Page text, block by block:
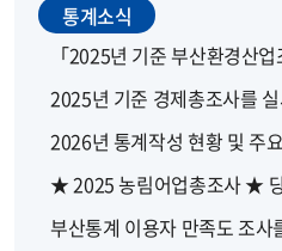
통계소식
2025년 기준 경제총조사를
2026년 통계작성 현황 및 주
부산통계 이용자 만족도 조사